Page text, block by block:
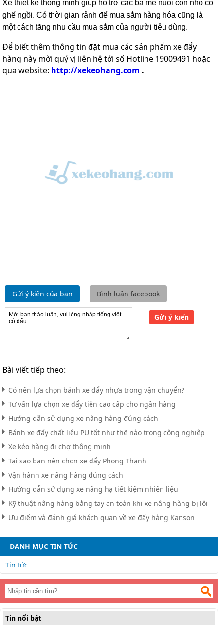
Xe thiết kế thông minh giúp hỗ trợ các bà mẹ nuôi con nhỏ có
ghế ngồi. Có thời gian rảnh để mua sắm hàng hóa cũng là
một cách tăng nhu cầu mua sắm của người tiêu dùng.
Để biết thêm thông tin đặt mua các sản phẩm xe đẩy
hàng này mời quý vị liên hệ tới số Hotline 19009491 hoặc
qua website: http://xekeohang.com .
Gửi ý kiến của bạn Bình luận facebook
Gửi ý kiến
Bài viết tiếp theo:
Có nên lựa chọn bánh xe đẩy nhựa trong vận chuyển?
Tư vấn lựa chọn xe đẩy tiền cao cấp cho ngân hàng
Hướng dẫn sử dụng xe nâng hàng đúng cách
Bánh xe đẩy chất liệu PU tốt như thế nào trong công nghiệp
Xe kéo hàng đi chợ thông minh
Tại sao bạn nên chọn xe đẩy Phong Thạnh
Vận hành xe nâng hàng đúng cách
Hướng dẫn sử dụng xe nâng hạ tiết kiệm nhiên liệu
Kỹ thuật nâng hàng bằng tay an toàn khi xe nâng hàng bị lỗi
Ưu điểm và đánh giá khách quan về xe đẩy hàng Kanson
DANH MỤC TIN TỨC
Tin tức
Tin nổi bật